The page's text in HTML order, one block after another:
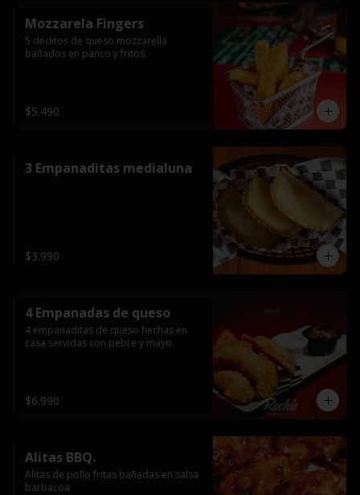
Mozzarela Fingers
5 deditos de queso mozzarella
bañados en panco y fritos.
$5.490
3 Empanaditas medialuna
$3.990
4 Empanadas de queso
4 empanaditas de queso hechas en
casa servidas con pebre y mayo.
$6.990
Alitas BBQ.
Alitas de pollo fritas bañadas en salsa
barbacoa